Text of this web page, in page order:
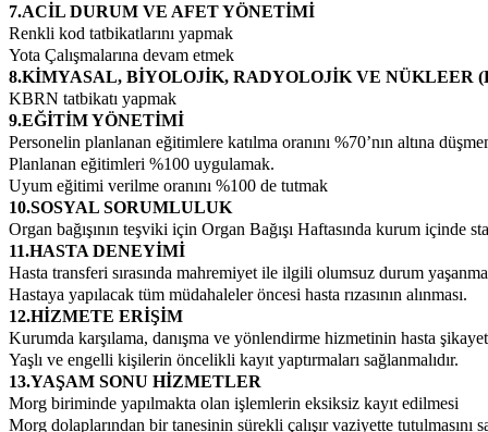
7.ACİL DURUM VE AFET YÖNETİMİ
Renkli kod tatbikatlarını yapmak
Yota Çalışmalarına devam etmek
8.KİMYASAL, BİYOLOJİK, RADYOLOJİK VE NÜKLEER
KBRN tatbikatı yapmak
9.EĞİTİM YÖNETİMİ
Personelin planlanan eğitimlere katılma oranını %70’nın altına
Planlanan eğitimleri %100 uygulamak.
Uyum eğitimi verilme oranını %100 de tutmak
10.SOSYAL SORUMLULUK
Organ bağışının teşviki için Organ Bağışı Haftasında kurum içinde
11.HASTA DENEYİMİ
Hasta transferi sırasında mahremiyet ile ilgili olumsuz durum
Hastaya yapılacak tüm müdahaleler öncesi hasta rızasının alınması.
12.HİZMETE ERİŞİM
Kurumda karşılama, danışma ve yönlendirme hizmetinin hasta
Yaşlı ve engelli kişilerin öncelikli kayıt yaptırmaları sağlanmalıdır.
13.YAŞAM SONU HİZMETLER
Morg biriminde yapılmakta olan işlemlerin eksiksiz kayıt edilmesi
Morg dolaplarından bir tanesinin sürekli çalışır vaziyette tutulmasını